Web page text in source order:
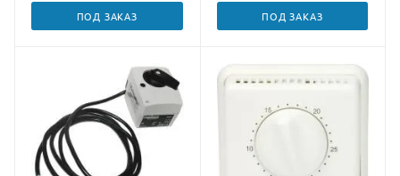
ПОД ЗАКАЗ ПОД ЗАКАЗ